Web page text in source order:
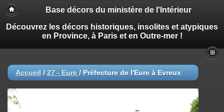
Base décors du ministère de l'Intérieur
Découvrez les décors historiques, insolites et atypiques
en Province, à Paris et en Outre-mer !
Accueil / 27 - Eure / Préfecture de l'Eure à Evreux